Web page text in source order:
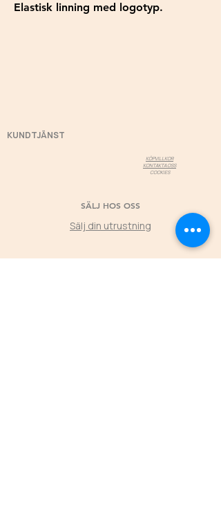
Elastisk linning med logotyp.
KUNDTJÄNST
KÖPVILLKOR
KONTAKTA OSS
COOKIES
SÄLJ HOS OSS
Sälj din utrustning
©2025 by Second Horse